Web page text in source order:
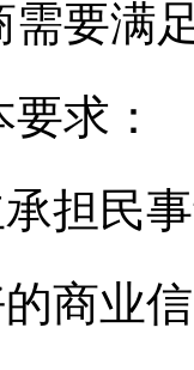
需要满
要求：
担民
商业